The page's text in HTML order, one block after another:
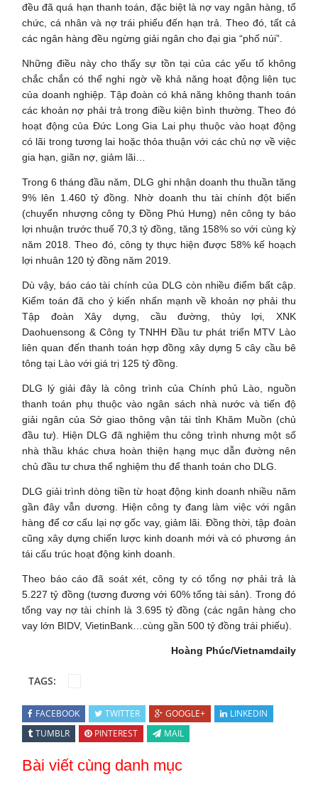
đều đã quá hạn thanh toán, đặc biệt là nợ vay ngân hàng, tổ
chức, cá nhân và nợ trái phiếu đến hạn trả. Theo đó, tất cả
các ngân hàng đều ngừng giải ngân cho đại gia “phố núi”.
Những điều này cho thấy sự tồn tại của các yếu tố không
chắc chắn có thể nghi ngờ về khả năng hoạt động liên tục
của doanh nghiệp. Tập đoàn có khả năng không thanh toán
các khoản nợ phải trả trong điều kiện bình thường. Theo đó
hoạt động của Đức Long Gia Lai phụ thuộc vào hoạt động
có lãi trong tương lai hoặc thỏa thuận với các chủ nợ về việc
gia hạn, giãn nợ, giảm lãi…
Trong 6 tháng đầu năm, DLG ghi nhận doanh thu thuần tăng
9% lên 1.460 tỷ đồng. Nhờ doanh thu tài chính đột biến
(chuyển nhượng công ty Đồng Phú Hưng) nên công ty báo
lợi nhuận trước thuế 70,3 tỷ đồng, tăng 158% so với cùng kỳ
năm 2018. Theo đó, công ty thực hiện được 58% kế hoạch
lợi nhuân 120 tỷ đồng năm 2019.
Dù vậy, báo cáo tài chính của DLG còn nhiều điểm bất cập.
Kiểm toán đã cho ý kiến nhấn mạnh về khoản nợ phải thu
Tập đoàn Xây dựng, cầu đường, thủy lợi, XNK
Daohuensong & Công ty TNHH Đầu tư phát triển MTV Lào
liên quan đến thanh toán hợp đồng xây dựng 5 cây cầu bê
tông tại Lào với giá trị 125 tỷ đồng.
DLG lý giải đây là công trình của Chính phủ Lào, nguồn
thanh toán phụ thuộc vào ngân sách nhà nước và tiến độ
giải ngân của Sở giao thông vận tải tỉnh Khăm Muồn (chủ
đầu tư). Hiện DLG đã nghiệm thu công trình nhưng một số
nhà thầu khác chưa hoàn thiện hạng mục dẫn đường nên
chủ đầu tư chưa thể nghiệm thu để thanh toán cho DLG.
DLG giải trình dòng tiền từ hoạt động kinh doanh nhiều năm
gần đây vẫn dương. Hiện công ty đang làm việc với ngân
hàng để cơ cấu lại nợ gốc vay, giảm lãi. Đồng thời, tập đoàn
cũng xây dựng chiến lược kinh doanh mới và có phương án
tái cấu trúc hoạt động kinh doanh.
Theo báo cáo đã soát xét, công ty có tổng nợ phải trả là
5.227 tỷ đồng (tương đương với 60% tổng tài sản). Trong đó
tổng vay nợ tài chính là 3.695 tỷ đồng (các ngân hàng cho
vay lớn BIDV, VietinBank…cùng gần 500 tỷ đồng trái phiếu).
Hoàng Phúc/Vietnamdaily
TAGS:
FACEBOOK TWITTER GOOGLE+
LINKEDIN
TUMBLR
PINTEREST MAIL
Bài viết cùng danh mục